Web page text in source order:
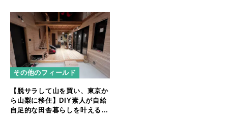
その他のフィールド
【脱サラして山を買い、東京か
ら山梨に移住】DIY素人が自給
自足的な田舎暮らしを叶えるま